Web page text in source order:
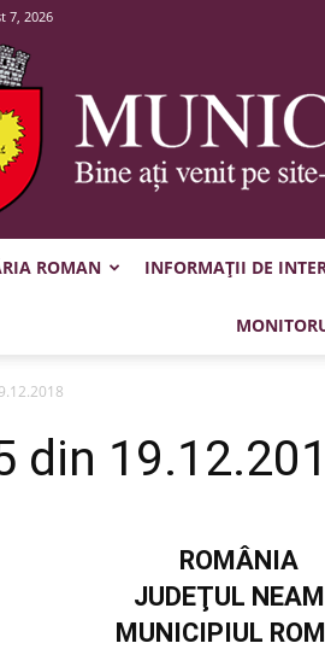
7, 2026
ROMAN INFORMAȚII DE
din
ROMÂNIA
JUDEŢUL
MUNICIPIUL